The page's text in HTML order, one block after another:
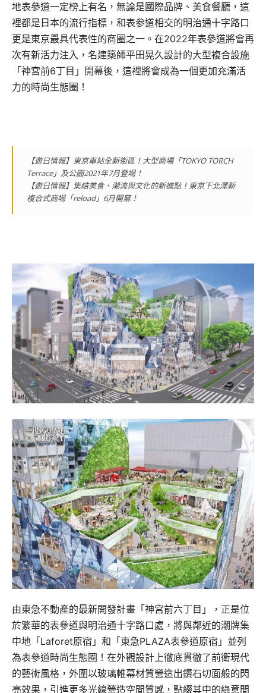
地表參道一定榜上有名，無論是國際品牌、美食餐廳，這
裡都是日本的流行指標，和表参道相交的明治通十字路口
更是東京最具代表性的商圈之一。在2022年表參道將會再
次有新活力注入，名建築師平田晃久設計的大型複合設施
「神宮前6丁目」開幕後，這裡將會成為一個更加充滿活
力的時尚生態圈！
【遊日情報】東京車站全新街區！大型商場「TOKYO TORCH
Terrace」及公園2021年7月登場！
【遊日情報】集結美食、潮流與文化的新據點！東京下北澤新
複合式商場「reload」6月開幕！
由東急不動產的最新開發計畫「神宮前六丁目」，正是位
於繁華的表參道與明治通十字路口處，將與鄰近的潮牌集
中地「Laforet原宿」和「東急PLAZA表參道原宿」並列
為表參道時尚生態圈！在外觀設計上徹底貫徹了前衛現代
的藝術風格，外圍以玻璃帷幕材質營造出鑽石切面般的閃
亮效果，引進更多光線營造空間質感，點綴其中的綠意間